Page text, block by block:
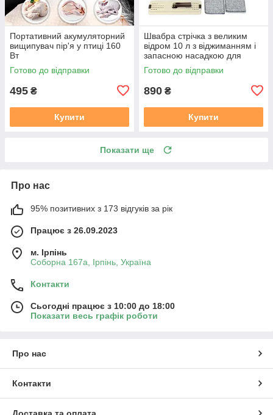
Портативний акумуляторний
вищипувач пір'я у птиці 160
Вт
Готово до відправки
495 ₴
Купити
Швабра стрічка з великим
відром 10 л з віджиманням і
запасною насадкою для
миття підлоги Scratch
Cleaning Mop
Готово до відправки
890 ₴
Купити
Показати ще
Про нас
95% позитивних з 173 відгуків за рік
Працює з 26.09.2023
м. Ірпінь
Соборна 167а, Ірпінь, Україна
Контакти
Сьогодні працює з 10:00 до 18:00
Показати весь графік роботи
Про нас
Контакти